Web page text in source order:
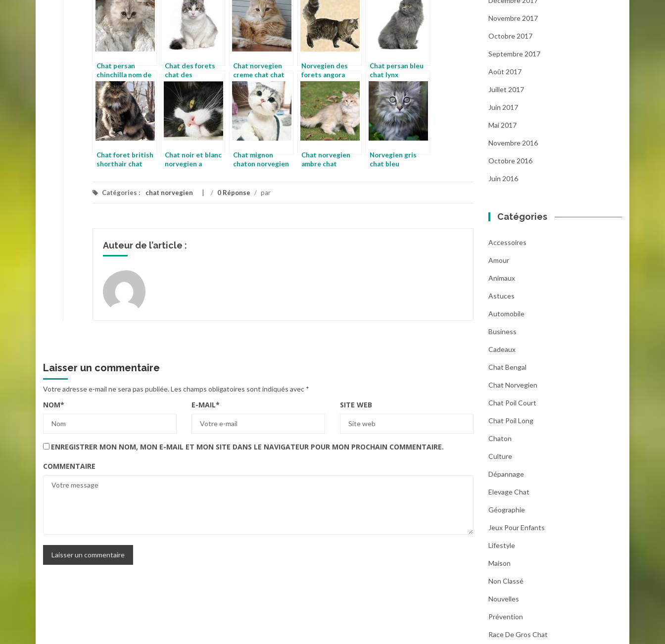
chat
norvegiennes
Chat persan
chinchilla nom de
chat
Chat des forets
chat des
montagnes
norvegiennes
Chat norvegien
creme chat chat
chat
Norvegien des
forets angora
norvegien
Chat persan bleu
chat lynx
Chat foret british
shorthair chat
Chat noir et blanc
norvegien a
Chat mignon
chaton norvegien
Chat norvegien
ambre chat
Norvegien gris
chat bleu
Catégories : chat norvegien / 0 Réponse / par
Auteur de l’article :
Laisser un commentaire
Votre adresse e-mail ne sera pas publiée.Les champs obligatoires sont indiqués avec *
NOM* E-MAIL* SITE WEB
ENREGISTRER MON NOM, MON E-MAIL ET MON SITE DANS LE NAVIGATEUR POUR MON PROCHAIN COMMENTAIRE.
COMMENTAIRE
Novembre 2017
Octobre 2017
Septembre 2017
Août 2017
Juillet 2017
Juin 2017
Mai 2017
Novembre 2016
Octobre 2016
Juin 2016
Catégories
Accessoires
Amour
Animaux
Astuces
Automobile
Business
Cadeaux
Chat Bengal
Chat Norvegien
Chat Poil Court
Chat Poil Long
Chaton
Culture
Dépannage
Elevage Chat
Géographie
Jeux Pour Enfants
Lifestyle
Maison
Non Classé
Nouvelles
Prévention
Race De Gros Chat